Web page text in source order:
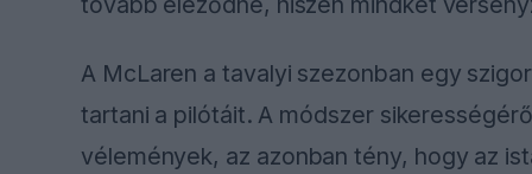
A McLaren a tavalyi szezonban egy
tartani a pilótáit. A módszer
vélemények, az azonban tény, hogy az